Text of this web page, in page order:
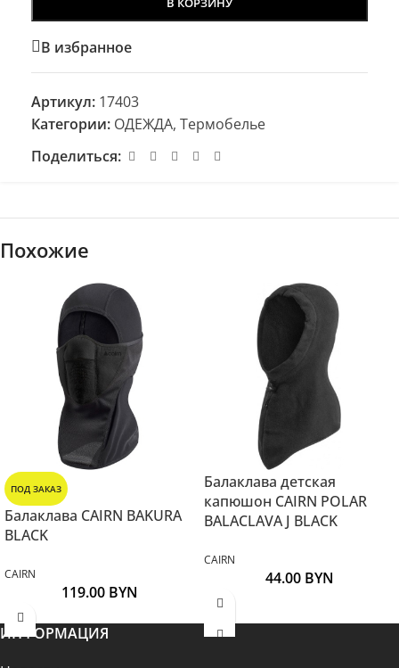
В избранное
Артикул: 17403
Категории: ОДЕЖДА, Термобелье
Поделиться:
Похожие
ПОД ЗАКАЗ
Балаклава CAIRN BAKURA
BLACK
CAIRN
119.00 BYN
Балаклава детская
капюшон CAIRN POLAR
BALACLAVA J BLACK
CAIRN
44.00 BYN
ИНФОРМАЦИЯ